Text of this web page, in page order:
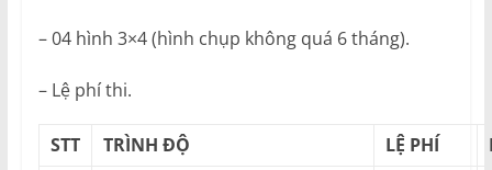
– 04 hình 3×4 (hình chụp không quá 6 tháng).
– Lệ phí thi.
STT TRÌNH ĐỘ LỆ PHÍ